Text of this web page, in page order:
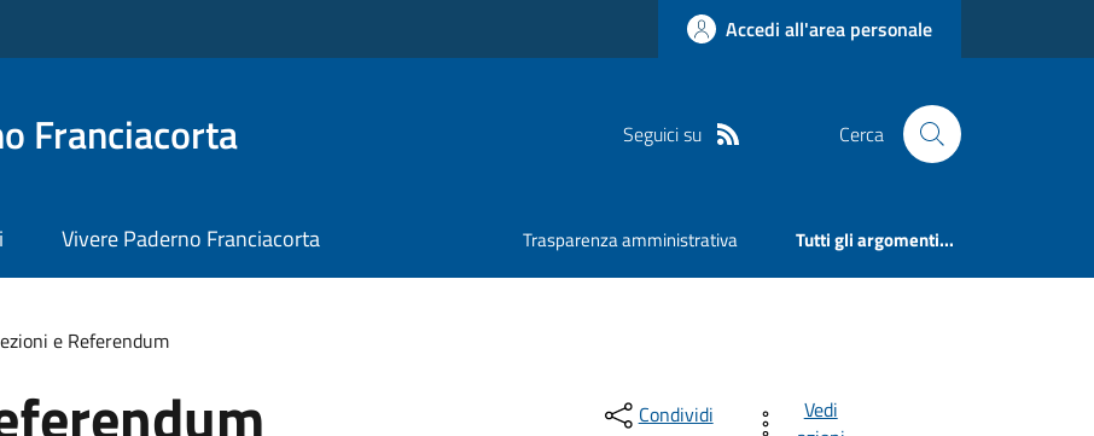
Accedi all'area personale
Franciacorta Seguici su Cerca
Vivere Paderno Franciacorta Trasparenza amministrativa Tutti gli argomenti...
e Referendum
Condividi
Vedi